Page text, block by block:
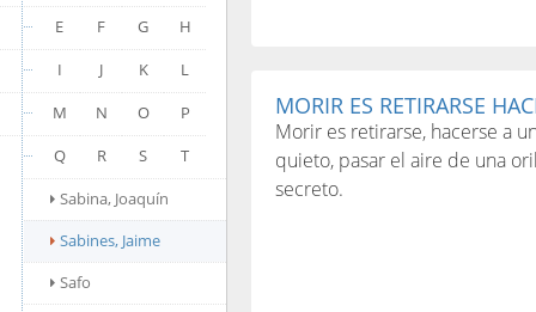
E
F G
H
I
J K
L
M
N O
P
Q
R S
T
Sabina, Joaquín
Sabines, Jaime
Safo
MORIR ES RETIRARSE
Morir es retirarse, hacerse a
quieto, pasar el aire de una
secreto.